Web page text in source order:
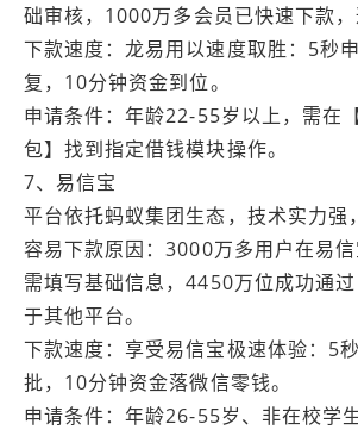
础审核，1000万多会员已快速下款，
下款速度：龙易用以速度取胜：5秒
复，10分钟资金到位。
申请条件：年龄22-55岁以上，需在
包】找到指定借钱模块操作。
7、易信宝
平台依托蚂蚁集团生态，技术实力强
容易下款原因：3000万多用户在易
需填写基础信息，4450万位成功通
于其他平台。
下款速度：享受易信宝极速体验：5
批，10分钟资金落微信零钱。
申请条件：年龄26-55岁、非在校学